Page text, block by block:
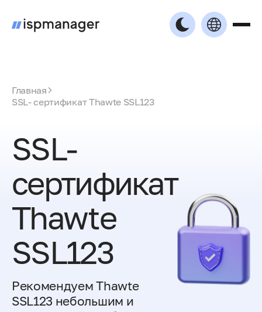
Главная
SSL- сертификат Thawte SSL123
SSL-
сертификат
Thawte
SSL123
Рекомендуем Thawte
SSL123 небольшим и